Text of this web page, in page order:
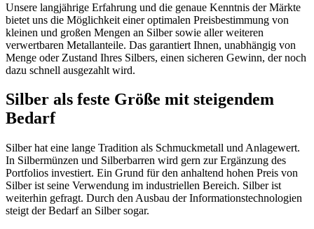
Unsere langjährige Erfahrung und die genaue Kenntnis der Märkte
bietet uns die Möglichkeit einer optimalen Preisbestimmung von
kleinen und großen Mengen an Silber sowie aller weiteren
verwertbaren Metallanteile. Das garantiert Ihnen, unabhängig von
Menge oder Zustand Ihres Silbers, einen sicheren Gewinn, der noch
dazu schnell ausgezahlt wird.
Silber als feste Größe mit steigendem
Bedarf
Silber hat eine lange Tradition als Schmuckmetall und Anlagewert.
In Silbermünzen und Silberbarren wird gern zur Ergänzung des
Portfolios investiert. Ein Grund für den anhaltend hohen Preis von
Silber ist seine Verwendung im industriellen Bereich. Silber ist
weiterhin gefragt. Durch den Ausbau der Informationstechnologien
steigt der Bedarf an Silber sogar.